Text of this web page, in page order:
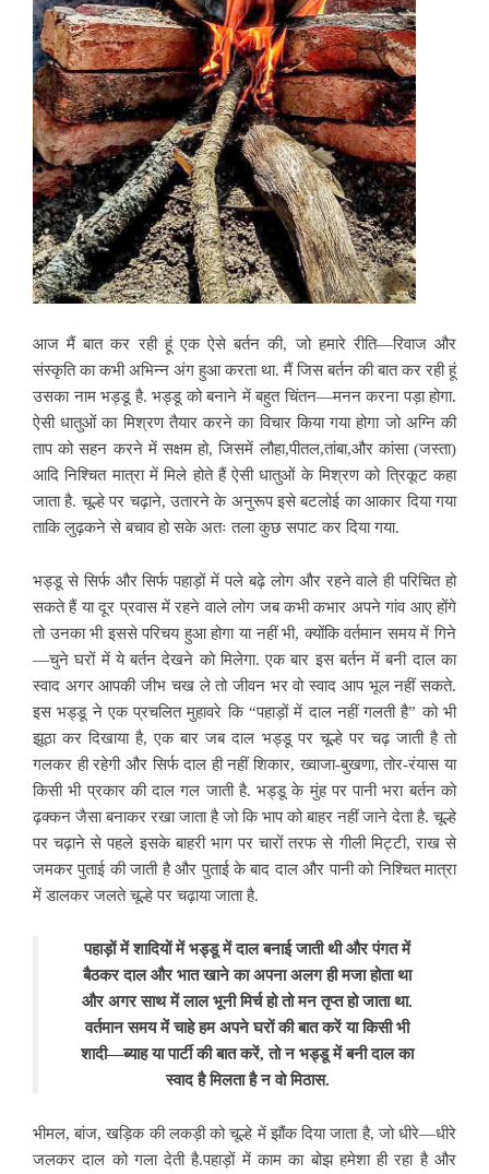
आज मैं बात कर रही हूं एक ऐसे बर्तन की, जो हमारे रीति—रिवाज और
संस्कृति का कभी अभिन्न अंग हुआ करता था. मैं जिस बर्तन की बात कर रही हूं
उसका नाम भड्डू है. भड्डू को बनाने में बहुत चिंतन—मनन करना पड़ा होगा.
ऐसी धातुओं का मिश्रण तैयार करने का विचार किया गया होगा जो अग्नि की
ताप को सहन करने में सक्षम हो, जिसमें लौहा,पीतल,तांबा,और कांसा (जस्ता)
आदि निश्चित मात्रा में मिले होते हैं ऐसी धातुओं के मिश्रण को त्रिकूट कहा
जाता है. चूल्हे पर चढ़ाने, उतारने के अनुरूप इसे बटलोई का आकार दिया गया
ताकि लुढ़कने से बचाव हो सके अतः तला कुछ सपाट कर दिया गया.
भड्डू से सिर्फ और सिर्फ पहाड़ों में पले बढ़े लोग और रहने वाले ही परिचित हो
सकते हैं या दूर प्रवास में रहने वाले लोग जब कभी कभार अपने गांव आए होंगे
तो उनका भी इससे परिचय हुआ होगा या नहीं भी, क्योंकि वर्तमान समय में गिने
—चुने घरों में ये बर्तन देखने को मिलेगा. एक बार इस बर्तन में बनी दाल का
स्वाद अगर आपकी जीभ चख ले तो जीवन भर वो स्वाद आप भूल नहीं सकते.
इस भड्डू ने एक प्रचलित मुहावरे कि “पहाड़ों में दाल नहीं गलती है” को भी
झूठा कर दिखाया है, एक बार जब दाल भड्डू पर चूल्हे पर चढ़ जाती है तो
गलकर ही रहेगी और सिर्फ दाल ही नहीं शिकार, ख्वाजा-बुखणा, तोर-रंयास या
किसी भी प्रकार की दाल गल जाती है. भड्डू के मुंह पर पानी भरा बर्तन को
ढ़क्कन जैसा बनाकर रखा जाता है जो कि भाप को बाहर नहीं जाने देता है. चूल्हे
पर चढ़ाने से पहले इसके बाहरी भाग पर चारों तरफ से गीली मिट्टी, राख से
जमकर पुताई की जाती है और पुताई के बाद दाल और पानी को निश्चित मात्रा
में डालकर जलते चूल्हे पर चढ़ाया जाता है.
पहाड़ों में शादियों में भड्डू में दाल बनाई जाती थी और पंगत में
बैठकर दाल और भात खाने का अपना अलग ही मजा होता था
और अगर साथ में लाल भूनी मिर्च हो तो मन तृप्त हो जाता था.
वर्तमान समय में चाहे हम अपने घरों की बात करें या किसी भी
शादी—ब्याह या पार्टी की बात करें, तो न भड्डू में बनी दाल का
स्वाद है मिलता है न वो मिठास.
भीमल, बांज, खड़िक की लकड़ी को चूल्हे में झौंक दिया जाता है, जो धीरे—धीरे
जलकर दाल को गला देती है.पहाड़ों में काम का बोझ हमेशा ही रहा है और